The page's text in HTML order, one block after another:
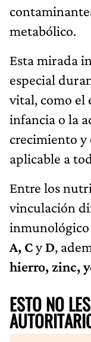
metabólico.
Esta mirada
especial
vital, como el
infancia o la
crecimiento y
aplicable a
Entre los
vinculación
A, CyD,
hierro, zinc,
ESTO NO